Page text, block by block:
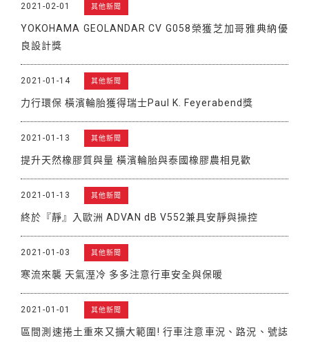
販促活動
賽車活動
2021-02-01 其他新聞
YOKOHAMA GEOLANDAR CV G058榮獲芝加哥雅典納優
良設計獎
2021-01-14 其他新聞
力行環保 橫濱輪胎獲得瑞士Paul K. Feyerabend獎
2021-01-13 其他新聞
提升天然橡膠質與量 橫濱輪胎與泰國橡膠農相見歡
2021-01-13 其他新聞
終於『靜』入歐洲 ADVAN dB V552兼具安靜與操控
2021-01-03 其他新聞
寒流來襲 天氣溼冷 多多注意行車安全與保暖
2021-01-01 其他新聞
區間測速捲土重來又擴大範圍! 行車注意車況、路況、號誌